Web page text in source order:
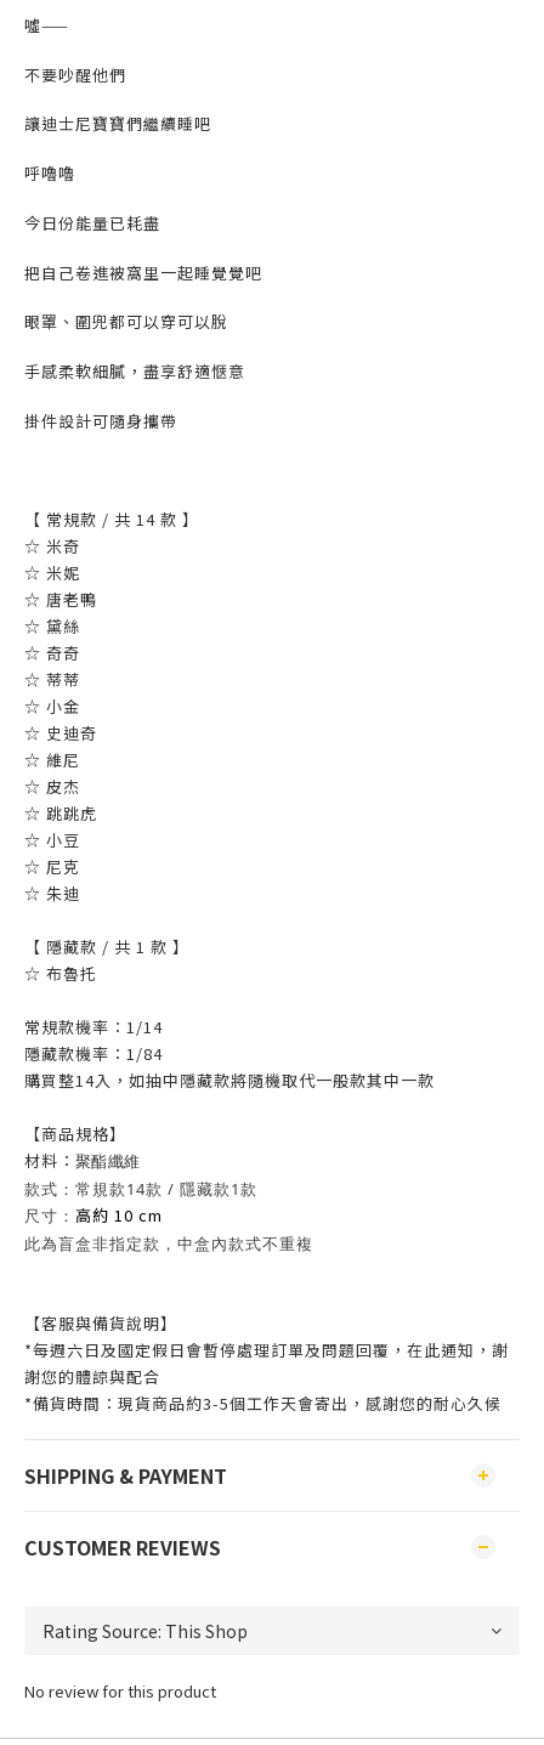
噓——
不要吵醒他們
讓迪士尼寶寶們繼續睡吧
呼嚕嚕
今日份能量已耗盡
把自己卷進被窩里一起睡覺覺吧
眼罩、圍兜都可以穿可以脫
手感柔軟細膩，盡享舒適愜意
掛件設計可隨身攜帶
【 常規款 / 共 14 款 】
☆ 米奇
☆ 米妮
☆ 唐老鴨
☆ 黛絲
☆ 奇奇
☆ 蒂蒂
☆ 小金
☆ 史迪奇
☆ 維尼
☆ 皮杰
☆ 跳跳虎
☆ 小豆
☆ 尼克
☆ 朱迪
【 隱藏款 / 共 1 款 】
☆ 布魯托
常規款機率：1/14
隱藏款機率：1/84
購買整14入，如抽中隱藏款將隨機取代一般款其中一款
【商品規格】
材料： 聚酯纖維
款式：常規款14款 / 隱藏款1款
尺寸： 高約 10 cm
此為盲盒非指定款，中盒內款式不重複
【客服與備貨說明】
*每週六日及國定假日會暫停處理訂單及問題回覆，在此通知，謝
謝您的體諒與配合
*備貨時間：現貨商品約3-5個工作天會寄出，感謝您的耐心久候
SHIPPING & PAYMENT
CUSTOMER REVIEWS
No review for this product